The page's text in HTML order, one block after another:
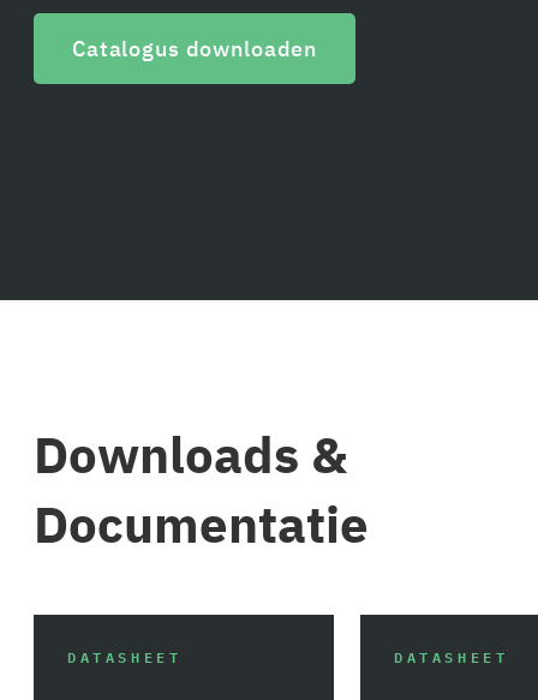
Catalogus downloaden
Downloads &
Documentatie
DATASHEET DATASHEET